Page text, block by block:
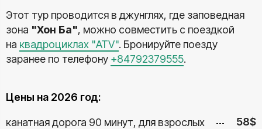
Этот тур проводится в джунглях, где заповедная
зона "Хон Ба", можно совместить с поездкой
на квадроциклах "ATV". Бронируйте поезду
заранее по телефону +84792379555.
Цены на 2026 год:
канатная дорога 90 минут, для взрослых
58$